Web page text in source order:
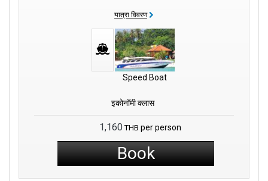
यात्रा विवरण
Speed Boat
इकोनॉमी क्लास
1,160 THB per person
Book